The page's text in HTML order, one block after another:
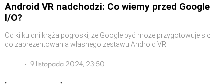
Android VR nadchodzi: Co wiemy przed Google
I/O?
Od kilku dni krążą pogłoski, że Google być może przygotowuje się
do zaprezentowania własnego zestawu Android VR
9 listopada 2024, 23:50